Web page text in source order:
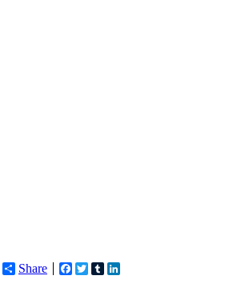
Share Facebook
TwitterTumblr